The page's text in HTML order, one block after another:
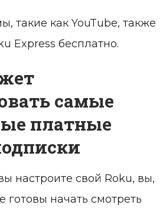
такие как YouTube, также
Express бесплатно.
самые
платные
настроите свой Roku, вы,
готовы начать смотреть